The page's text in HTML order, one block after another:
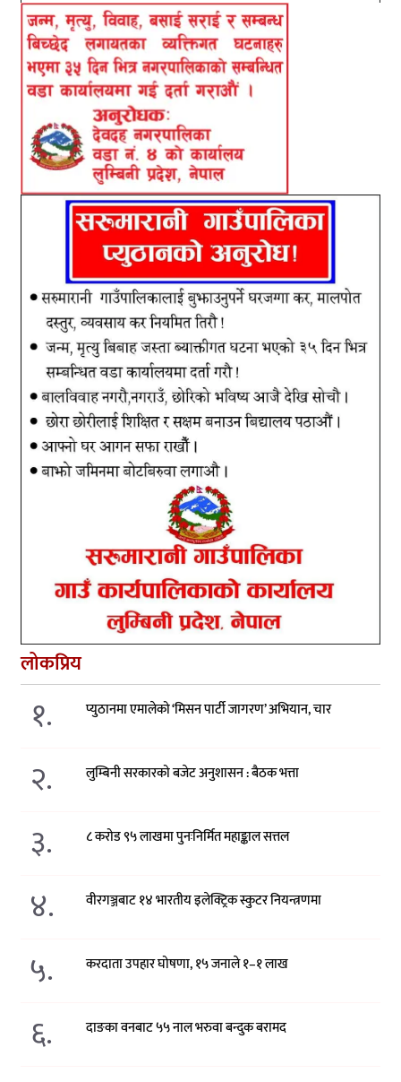
लोकप्रिय
१. प्युठानमा एमालेको ‘मिसन पार्टी जागरण’ अभियान, चार
२. लुम्बिनी सरकारको बजेट अनुशासन : बैठक भत्ता
३. ८ करोड ९५ लाखमा पुनःनिर्मित महाङ्काल सत्तल
४. वीरगञ्जबाट १४ भारतीय इलेक्ट्रिक स्कुटर नियन्त्रणमा
५. करदाता उपहार घोषणा, १५ जनाले १–१ लाख
६. दाङका वनबाट ५५ नाल भरुवा बन्दुक बरामद